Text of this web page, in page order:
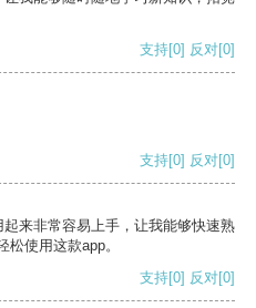
支持[0] 反对[0]
支持[0] 反对[0]
来非常容易上手，让我能够快速熟
使用这款app。
支持[0] 反对[0]